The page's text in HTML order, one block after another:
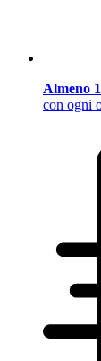
Almeno
con ogni